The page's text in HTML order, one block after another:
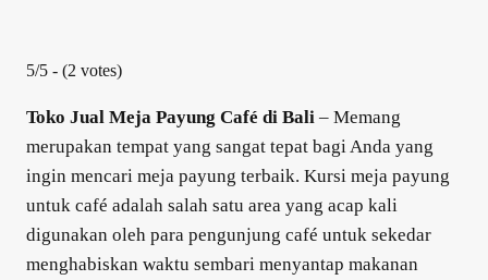
5/5 - (2 votes)
Toko Jual Meja Payung Café di Bali – Memang
merupakan tempat yang sangat tepat bagi Anda yang
ingin mencari meja payung terbaik. Kursi meja payung
untuk café adalah salah satu area yang acap kali
digunakan oleh para pengunjung café untuk sekedar
menghabiskan waktu sembari menyantap makanan